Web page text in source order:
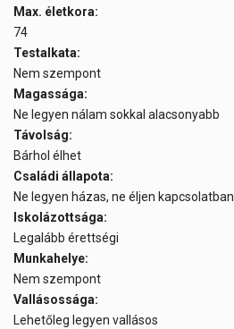
Max. életkora:
74
Testalkata:
Nem szempont
Magassága:
Ne legyen nálam sokkal alacsonyabb
Távolság:
Bárhol élhet
Családi állapota:
Ne legyen házas, ne éljen kapcsolatban
Iskolázottsága:
Legalább érettségi
Munkahelye:
Nem szempont
Vallásossága:
Lehetőleg legyen vallásos